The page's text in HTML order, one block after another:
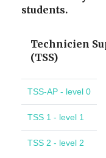
students.
Technicien
(TSS)
TSS-AP - level 0
TSS 1 - level 1
TSS 2 - level 2